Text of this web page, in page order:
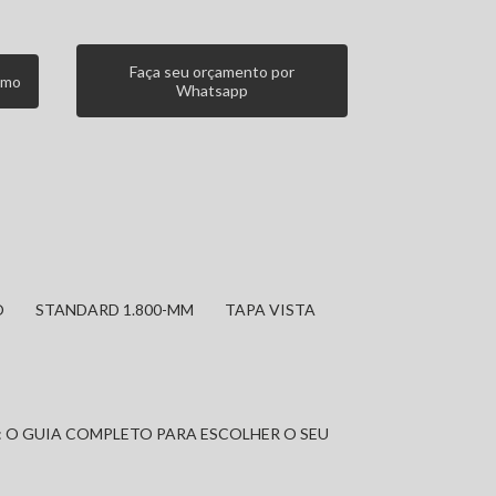
Faça seu orçamento por
Whatsapp
STANDARD 1.800-MM TAPA VISTA
GUIA COMPLETO PARA ESCOLHER O SEU